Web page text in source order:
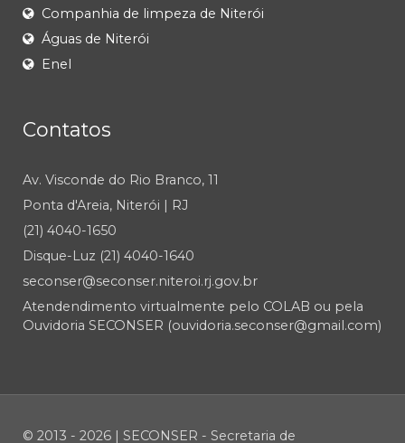
Companhia de limpeza de Niterói
Águas de Niterói
Enel
Contatos
Av. Visconde do Rio Branco, 11
Ponta d'Areia, Niterói | RJ
(21) 4040-1650
Disque-Luz (21) 4040-1640
seconser@seconser.niteroi.rj.gov.br
Atendendimento virtualmente pelo COLAB ou pela
Ouvidoria SECONSER (ouvidoria.seconser@gmail.com)
© 2013 - 2026 | SECONSER - Secretaria de